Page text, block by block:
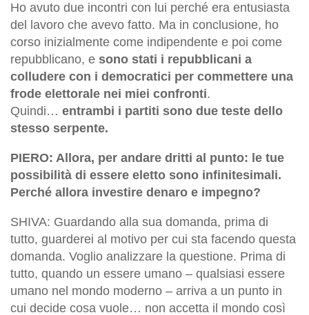
Ho avuto due incontri con lui perché era entusiasta
del lavoro che avevo fatto. Ma in conclusione, ho
corso inizialmente come indipendente e poi come
repubblicano, e sono stati i repubblicani a
colludere con i democratici per commettere una
frode elettorale nei miei confronti.
Quindi… entrambi i partiti sono due teste dello
stesso serpente.
PIERO: Allora, per andare dritti al punto: le tue
possibilità di essere eletto sono infinitesimali.
Perché allora investire denaro e impegno?
SHIVA: Guardando alla sua domanda, prima di
tutto, guarderei al motivo per cui sta facendo questa
domanda. Voglio analizzare la questione. Prima di
tutto, quando un essere umano – qualsiasi essere
umano nel mondo moderno – arriva a un punto in
cui decide cosa vuole… non accetta il mondo così